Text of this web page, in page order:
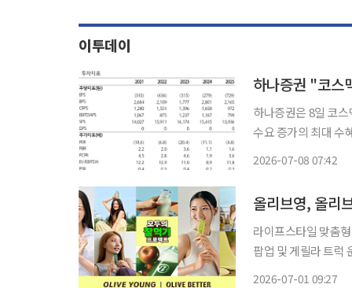
이투데이
하나증권은 8일 코
수요 증가의 최대 수
2026-07-08 07:42
올리브영, 올리
라이프스타일 맞춤
팝업 및 게릴라 트럭 운영 CJ올리브영이 고객의 라이프스타일에 맞춘 상품
2026-07-01 09:27